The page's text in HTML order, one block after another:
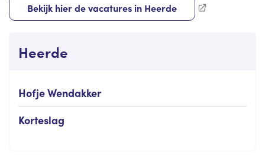
Heerde
Hofje Wendakker
Korteslag
Bekijk hier de vacatures in Heerde